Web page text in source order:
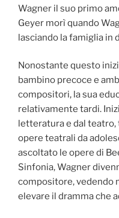
Wagner il suo primo
Geyer morì quando
lasciando la famiglia in
Nonostante questo
bambino precoce e
compositori, la sua
relativamente tardi.
letteratura e dal teatro,
opere teatrali da
ascoltato le opere di
Sinfonia, Wagner
compositore, vedendo
elevare il dramma che